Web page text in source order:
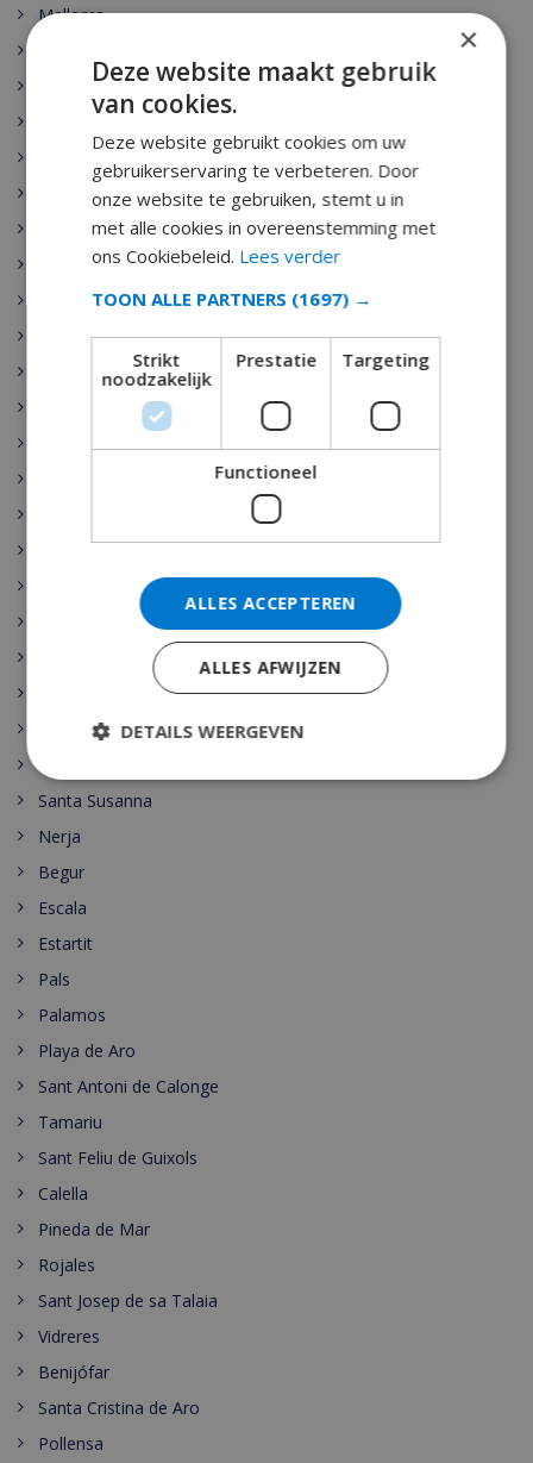
Mallorca
Alicante
Costa Maresme
Menorca
Costa Dorada
Gran Canaria
Tossa de Mar
Benissa
Cala d’Or
Malgrat de Mar
Santa Susanna
Nerja
Begur
Escala
Estartit
Pals
Palamos
Playa de Aro
Sant Antoni de Calonge
Tamariu
Sant Feliu de Guixols
Calella
Pineda de Mar
Rojales
Sant Josep de sa Talaia
Vidreres
Benijófar
Santa Cristina de Aro
Pollensa
×
Deze website maakt gebruik
van cookies.
Deze website gebruikt cookies om uw
gebruikerservaring te verbeteren. Door
onze website te gebruiken, stemt u in
met alle cookies in overeenstemming met
ons Cookiebeleid. Lees verder
TOON ALLE PARTNERS (1697) →
Strikt
noodzakelijk
Prestatie Targeting
Functioneel
ALLES ACCEPTEREN
ALLES AFWIJZEN
DETAILS WEERGEVEN